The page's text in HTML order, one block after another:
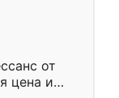
от
цена и